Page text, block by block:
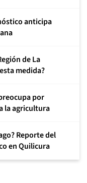
anticipa
de La
medida?
por
la agricultura
Reporte del
en Quilicura